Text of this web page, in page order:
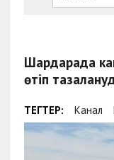
Шардарада
өтіп
ТЕГТЕР: Канал